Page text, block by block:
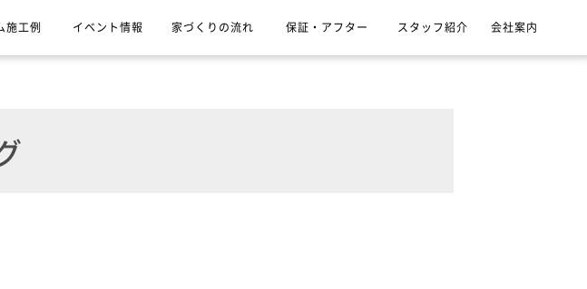
施工例 イベント情報 家づくりの流れ 保証・アフター スタッフ紹介 会社案内